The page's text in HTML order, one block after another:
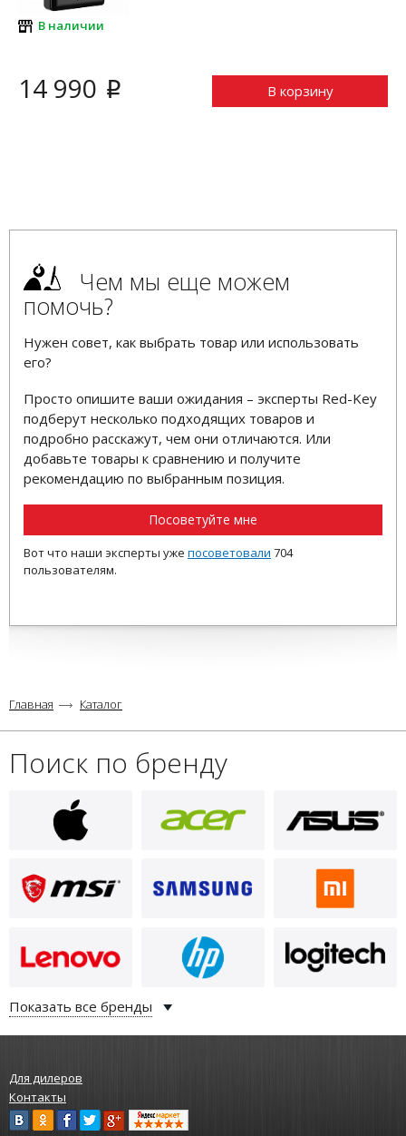
В наличии
14 990 i В корзину
Чем мы еще можем
помочь?
Нужен совет, как выбрать товар или использовать
его?
Просто опишите ваши ожидания – эксперты Red-Key
подберут несколько подходящих товаров и
подробно расскажут, чем они отличаются. Или
добавьте товары к сравнению и получите
рекомендацию по выбранным позиция.
Посоветуйте мне
Вот что наши эксперты уже посоветовали 704
пользователям.
Главная Каталог
Поиск по бренду
Показать все бренды
Для дилеров
Контакты